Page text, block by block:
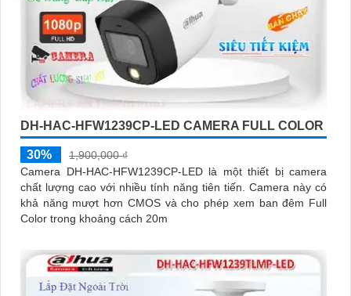
DH-HAC-HFW1239CP-LED CAMERA FULL COLOR
30%
1,900,000 ₫
Camera DH-HAC-HFW1239CP-LED là một thiết bị camera
chất lượng cao với nhiều tính năng tiên tiến. Camera này có
khả năng mượt hơn CMOS và cho phép xem ban đêm Full
Color trong khoảng cách 20m